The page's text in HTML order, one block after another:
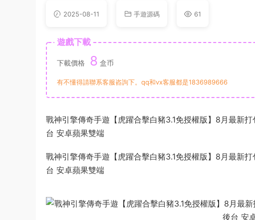
2025-08-11 手遊源碼 61
遊戲下載
下載價格 8 盒币
有不懂得請聯系客服咨詢下。qq和vx客服都是1836989666
戰神引擎傳奇手遊【虎躍合擊白豬3.1免授權版】8月最新
台 安卓蘋果雙端
戰神引擎傳奇手遊【虎躍合擊白豬3.1免授權版】8月最新
台 安卓蘋果雙端